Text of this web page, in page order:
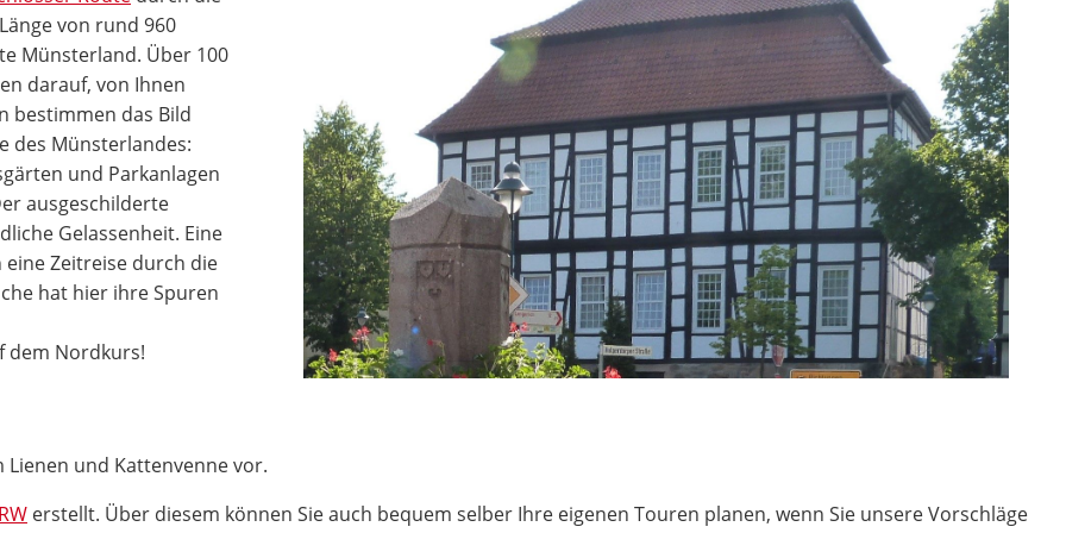
von rund 960
Münsterland. Über 100
darauf, von Ihnen
bestimmen das Bild
des Münsterlandes:
und Parkanlagen
ausgeschilderte
Gelassenheit. Eine
Zeitreise durch die
hat hier ihre Spuren
dem Nordkurs!
und Kattenvenne vor.
erstellt. Über diesem können Sie auch bequem selber Ihre eigenen Touren planen, wenn Sie unsere Vorschläge